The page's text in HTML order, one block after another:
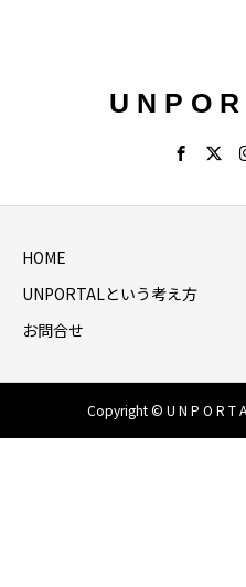
U N P O
HOME
UNPORTALという考え方
お問合せ
Copyright © U N P O R T